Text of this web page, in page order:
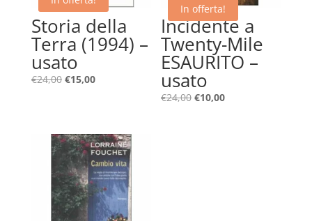
Storia della
Terra (1994) –
usato
€24,00 Il
€24,00.
€15,00Il
€15,00.
In offerta!
Incidente a
Twenty-Mile
ESAURITO –
usato
€24,00 Il
€10,00Il